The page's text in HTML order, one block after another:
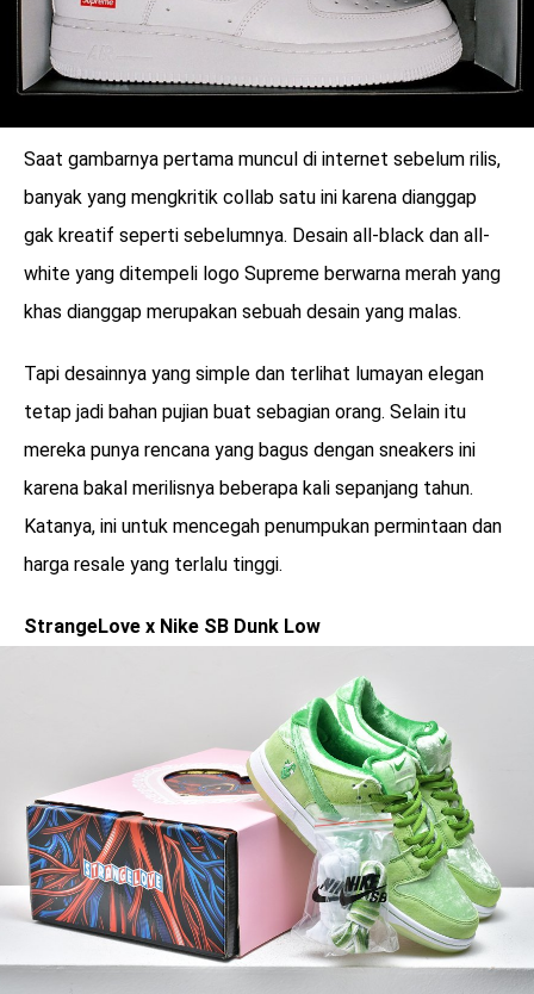
Saat gambarnya pertama muncul di internet sebelum rilis,
banyak yang mengkritik collab satu ini karena dianggap
gak kreatif seperti sebelumnya. Desain all-black dan all-
white yang ditempeli logo Supreme berwarna merah yang
khas dianggap merupakan sebuah desain yang malas.
Tapi desainnya yang simple dan terlihat lumayan elegan
tetap jadi bahan pujian buat sebagian orang. Selain itu
mereka punya rencana yang bagus dengan sneakers ini
karena bakal merilisnya beberapa kali sepanjang tahun.
Katanya, ini untuk mencegah penumpukan permintaan dan
harga resale yang terlalu tinggi.
StrangeLove x Nike SB Dunk Low